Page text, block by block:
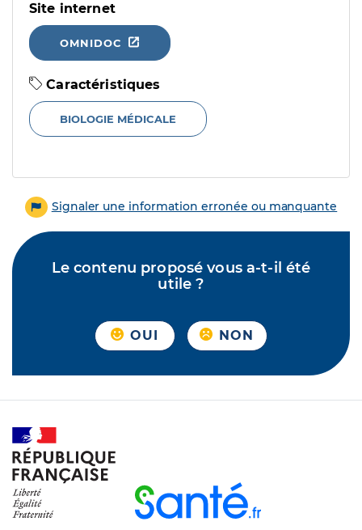
Site internet
OMNIDOC
Caractéristiques
BIOLOGIE MÉDICALE
Signaler une information erronée ou manquante
Le contenu proposé vous a-t-il été
utile ?
OUI NON